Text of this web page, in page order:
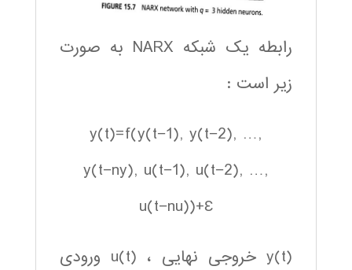
رابطه یک شبکه NARX به صورت
زیر است :
y(t)=f(y(t−1), y(t−2), …,
y(t−ny), u(t−1), u(t−2), …,
u(t−nu))+Ɛ
(y(t خروجی نهایی ، (u(t ورودی